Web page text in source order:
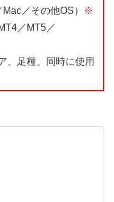
／その他OS）
※
／MT5／
、足種、同時に使用